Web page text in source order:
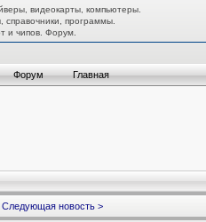
видеокарты, компьютеры.
справочники, программы.
и чипов. Форум.
Форум Главная
Следующая новость >